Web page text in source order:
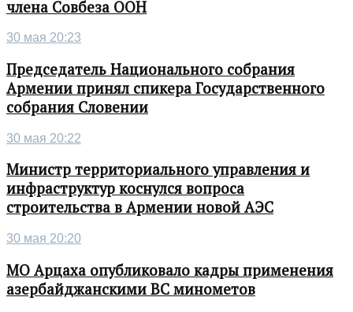
члена Совбеза ООН
30 мая 20:23
Председатель Национального собрания
Армении принял спикера Государственного
собрания Словении
30 мая 20:22
Министр территориального управления и
инфраструктур коснулся вопроса
строительства в Армении новой АЭС
30 мая 20:20
МО Арцаха опубликовало кадры применения
азербайджанскими ВС минометов